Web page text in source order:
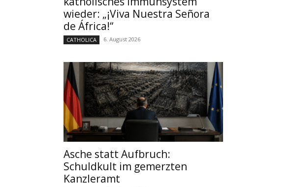
wieder: „¡Viva Nuestra Señora
de África!“
CATHOLICA 6. August 2026
Asche statt Aufbruch:
Schuldkult im gemerzten
Kanzleramt